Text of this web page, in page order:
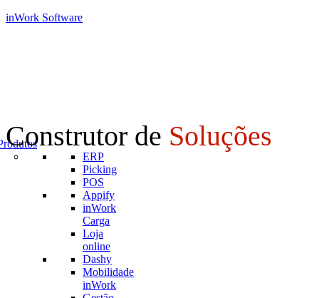
inWork Software
ERP
Picking
POS
Appify
inWork
Carga
Loja
online
Dashy
Mobilidade
inWork
Construtor de Soluções